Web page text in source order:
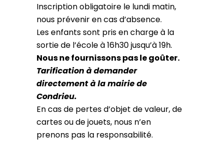
Inscription obligatoire le lundi matin,
nous prévenir en cas d’absence.
Les enfants sont pris en charge à la
sortie de l’école à 16h30 jusqu’à 19h.
Nous ne fournissons pas le goûter.
Tarification à demander
directement à la mairie de
Condrieu.
En cas de pertes d’objet de valeur, de
cartes ou de jouets, nous n’en
prenons pas la responsabilité.